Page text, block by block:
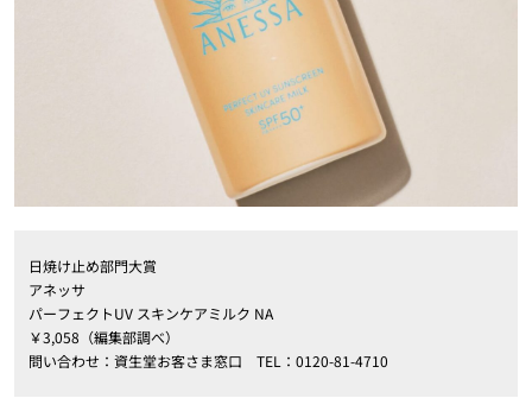
日焼け止め部門大賞
アネッサ
パーフェクトUV スキンケアミルク NA
￥3,058（編集部調べ）
問い合わせ：資生堂お客さま窓口 TEL：0120-81-4710